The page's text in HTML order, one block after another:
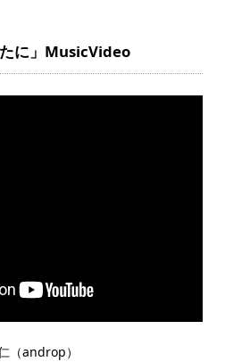
たに」MusicVideo
（androp）